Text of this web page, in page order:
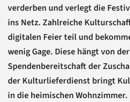
verderben und verlegt die
ins Netz. Zahlreiche
digitalen Feier teil und
wenig Gage. Diese hängt von der
Spendenbereitschaft der
der Kulturlieferdienst bringt
in die heimischen Wohnzimmer.